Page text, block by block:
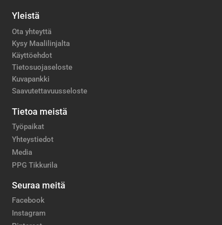
Yleistä
Ota yhteyttä
Kysy Maalilinjalta
Käyttöehdot
Tietosuojaseloste
Kuvapankki
Saavutettavuusseloste
Tietoa meistä
Työpaikat
Yhteystiedot
Media
PPG Tikkurila
Seuraa meitä
Facebook
Instagram